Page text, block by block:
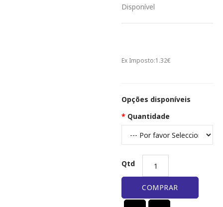
Disponível
Ex Imposto:1.32€
Opções disponíveis
Quantidade
Qtd
COMPRAR